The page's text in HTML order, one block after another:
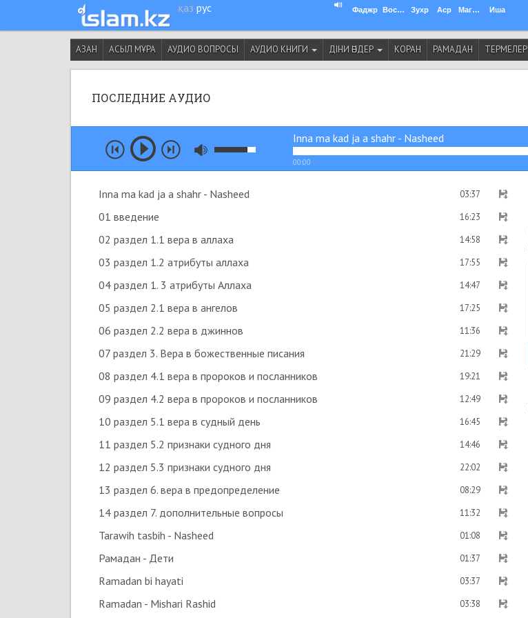
қаз рус Фаджр Восход Зухр Аср Магриб Иша
АЗАН АСЫЛ МҰРА АУДИО ВОПРОСЫ АУДИО КНИГИ ДІНИ ӘНДЕР КОРАН РАМАДАН ТЕРМЕЛЕР
ПОСЛЕДНИЕ АУДИО
Inna ma kad ja a shahr - Nasheed
00:00
Inna ma kad ja a shahr - Nasheed 03:37
01 введение 16:23
02 раздел 1.1 вера в аллаха 14:58
03 раздел 1.2 атрибуты аллаха 17:55
04 раздел 1. 3 атрибуты Аллаха 14:47
05 раздел 2.1 вера в ангелов 17:25
06 раздел 2.2 вера в джиннов 11:36
07 раздел 3. Вера в божественные писания 21:29
08 раздел 4.1 вера в пророков и посланников 19:21
09 раздел 4.2 вера в пророков и посланников 12:49
10 раздел 5.1 вера в судный день 16:45
11 раздел 5.2 признаки судного дня 14:46
12 раздел 5.3 признаки судного дня 22:02
13 раздел 6. вера в предопределение 08:29
14 раздел 7. дополнительные вопросы 11:32
Tarawih tasbih - Nasheed 01:08
Рамадан - Дети 01:37
Ramadan bi hayati 03:37
Ramadan - Mishari Rashid 03:38